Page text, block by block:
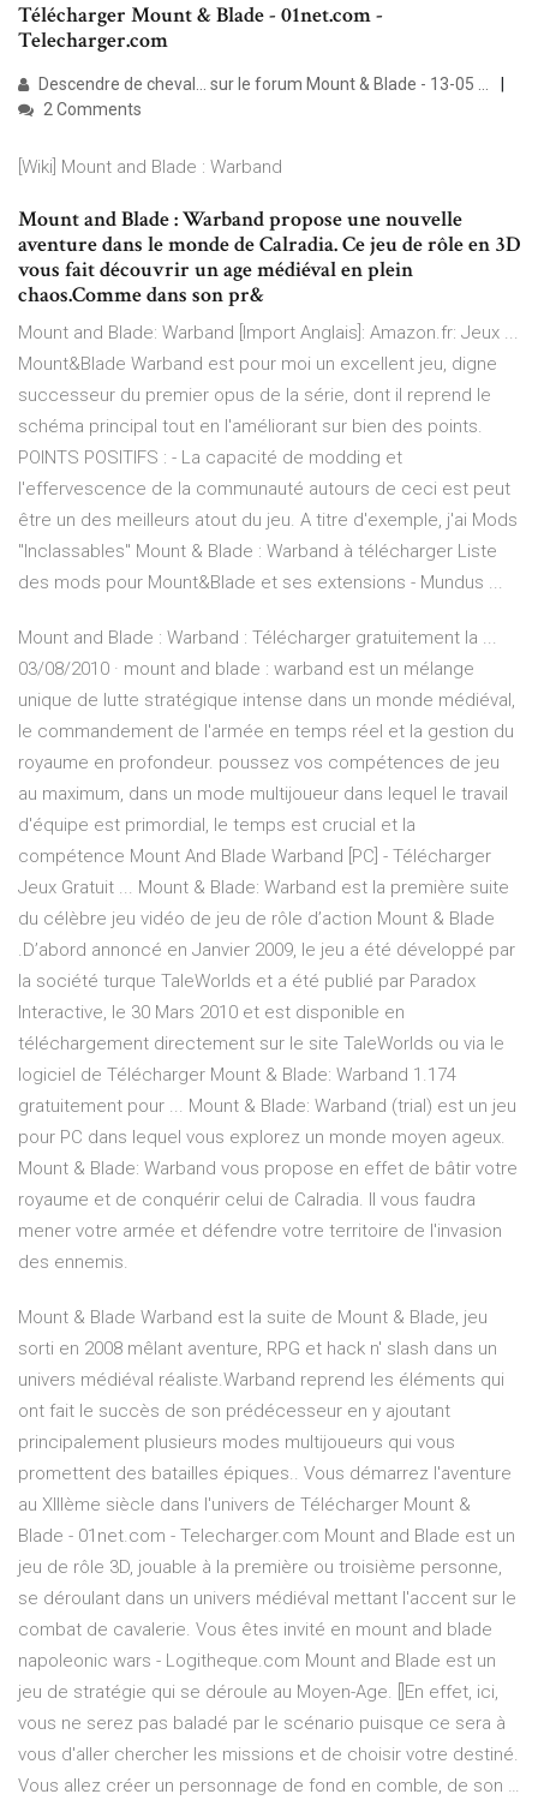
Télécharger Mount & Blade - 01net.com -
Telecharger.com
Descendre de cheval... sur le forum Mount & Blade - 13-05 ...
2 Comments
[Wiki] Mount and Blade : Warband
Mount and Blade : Warband propose une nouvelle
aventure dans le monde de Calradia. Ce jeu de rôle en 3D
vous fait découvrir un age médiéval en plein
chaos.Comme dans son pr&
Mount and Blade: Warband [Import Anglais]: Amazon.fr: Jeux ...
Mount&Blade Warband est pour moi un excellent jeu, digne
successeur du premier opus de la série, dont il reprend le
schéma principal tout en l'améliorant sur bien des points.
POINTS POSITIFS : - La capacité de modding et
l'effervescence de la communauté autours de ceci est peut
être un des meilleurs atout du jeu. A titre d'exemple, j'ai Mods
"Inclassables" Mount & Blade : Warband à télécharger Liste
des mods pour Mount&Blade et ses extensions - Mundus ...
Mount and Blade : Warband : Télécharger gratuitement la ...
03/08/2010 · mount and blade : warband est un mélange
unique de lutte stratégique intense dans un monde médiéval,
le commandement de l'armée en temps réel et la gestion du
royaume en profondeur. poussez vos compétences de jeu
au maximum, dans un mode multijoueur dans lequel le travail
d'équipe est primordial, le temps est crucial et la
compétence Mount And Blade Warband [PC] - Télécharger
Jeux Gratuit ... Mount & Blade: Warband est la première suite
du célèbre jeu vidéo de jeu de rôle d’action Mount & Blade
.D’abord annoncé en Janvier 2009, le jeu a été développé par
la société turque TaleWorlds et a été publié par Paradox
Interactive, le 30 Mars 2010 et est disponible en
téléchargement directement sur le site TaleWorlds ou via le
logiciel de Télécharger Mount & Blade: Warband 1.174
gratuitement pour ... Mount & Blade: Warband (trial) est un jeu
pour PC dans lequel vous explorez un monde moyen ageux.
Mount & Blade: Warband vous propose en effet de bâtir votre
royaume et de conquérir celui de Calradia. Il vous faudra
mener votre armée et défendre votre territoire de l'invasion
des ennemis.
Mount & Blade Warband est la suite de Mount & Blade, jeu
sorti en 2008 mêlant aventure, RPG et hack n' slash dans un
univers médiéval réaliste.Warband reprend les éléments qui
ont fait le succès de son prédécesseur en y ajoutant
principalement plusieurs modes multijoueurs qui vous
promettent des batailles épiques.. Vous démarrez l'aventure
au XIIIème siècle dans l'univers de Télécharger Mount &
Blade - 01net.com - Telecharger.com Mount and Blade est un
jeu de rôle 3D, jouable à la première ou troisième personne,
se déroulant dans un univers médiéval mettant l'accent sur le
combat de cavalerie. Vous êtes invité en mount and blade
napoleonic wars - Logitheque.com Mount and Blade est un
jeu de stratégie qui se déroule au Moyen-Age. []En effet, ici,
vous ne serez pas baladé par le scénario puisque ce sera à
vous d'aller chercher les missions et de choisir votre destiné.
Vous allez créer un personnage de fond en comble, de son …